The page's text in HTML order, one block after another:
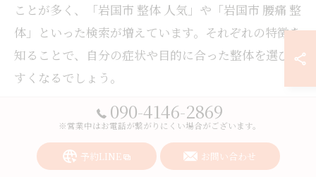
ことが多く、「岩国市 整体 人気」や「岩国市 腰痛 整
体」といった検索が増えています。それぞれの特徴を
知ることで、自分の症状や目的に合った整体を選びや
すくなるでしょう。
どちらも身体の痛みや不調、肩こりや腰痛などの改善
を目指しますが、アプローチや理論に違いがあるた
め、選ぶ際は自分の悩みや希望と照らし合わせて確認
090-4146-2869
※営業中はお電話が繋がりにくい場合がございます。
予約LINE お問い合わせ